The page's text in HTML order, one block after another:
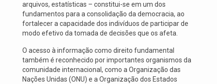
arquivos, estatísticas – constitui-se em um dos
fundamentos para a consolidação da democracia, ao
fortalecer a capacidade dos indivíduos de participar de
modo efetivo da tomada de decisões que os afeta.
O acesso à informação como direito fundamental
também é reconhecido por importantes organismos da
comunidade internacional, como a Organização das
Nações Unidas (ONU) e a Organização dos Estados